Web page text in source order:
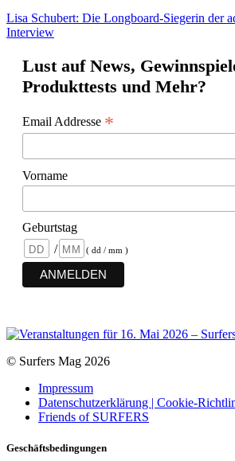
Lisa Schubert: Die Longboard-Siegerin der
Interview
Lust auf News,
Produkttests und Mehr?
Email Addresse *
Vorname
Geburtstag
/
( dd / mm )
© Surfers Mag 2026
Impressum
Datenschutzerklärung | Cookie-
Friends of SURFERS
Geschäftsbedingungen